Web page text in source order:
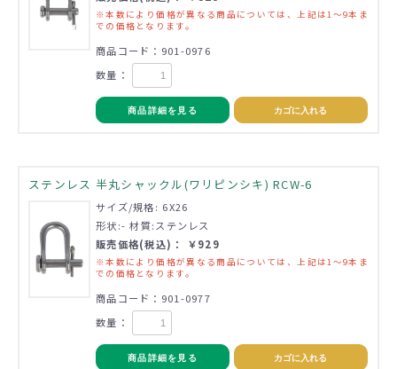
※本数により価格が異なる商品については、上記は1～9本ま
での価格となります。
商品コード：901-0976
数量：
商品詳細を見る カゴに入れる
ステンレス 半丸シャックル(ワリピンシキ) RCW-6
サイズ/規格: 6X26
形状:- 材質:ステンレス
販売価格(税込)： ￥929
※本数により価格が異なる商品については、上記は1～9本ま
での価格となります。
商品コード：901-0977
数量：
商品詳細を見る カゴに入れる